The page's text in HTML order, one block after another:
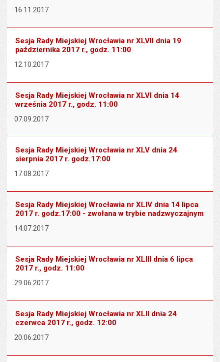
16.11.2017
Sesja Rady Miejskiej Wrocławia nr XLVII dnia 19
października 2017 r., godz. 11:00
12.10.2017
Sesja Rady Miejskiej Wrocławia nr XLVI dnia 14
września 2017 r., godz. 11:00
07.09.2017
Sesja Rady Miejskiej Wrocławia nr XLV dnia 24
sierpnia 2017 r. godz.17:00
17.08.2017
Sesja Rady Miejskiej Wrocławia nr XLIV dnia 14 lipca
2017 r. godz.17:00 - zwołana w trybie nadzwyczajnym
14.07.2017
Sesja Rady Miejskiej Wrocławia nr XLIII dnia 6 lipca
2017 r., godz. 11:00
29.06.2017
Sesja Rady Miejskiej Wrocławia nr XLII dnia 24
czerwca 2017 r., godz. 12:00
20.06.2017